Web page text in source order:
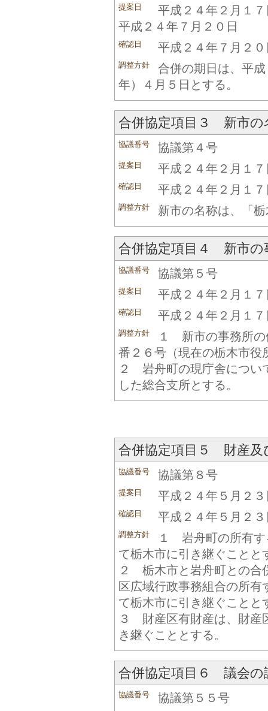
提案日
平成２４年２月１７
平成２４年７月２０日
確認日 平成２４年７月２０
調整方針
合併の期日は、平
年）４月５日とする。
合併協定項目３ 新市の
協議番号 協議第４号
提案日 平成２４年２月１７
確認日 平成２４年２月１７
調整方針 新市の名称は、「
合併協定項目４ 新市の
協議番号 協議第５号
提案日 平成２４年２月１７
確認日 平成２４年２月１７
調整方針
１ 新市の事務所の
番２６号（現在の栃木市役
２ 岩舟町の現庁舎につい
した総合支所とする。
合併協定項目５ 財産及
協議番号 協議第８号
提案日 平成２４年５月２３
確認日 平成２４年５月２３
調整方針
１ 岩舟町の所有す
て栃木市に引き継ぐことと
２ 栃木市と岩舟町との合
区広域行政事務組合の所
て栃木市に引き継ぐことと
３ 財産区有財産は、財産
き継ぐこととする。
合併協定項目６ 議会の
協議番号 協議第５５号